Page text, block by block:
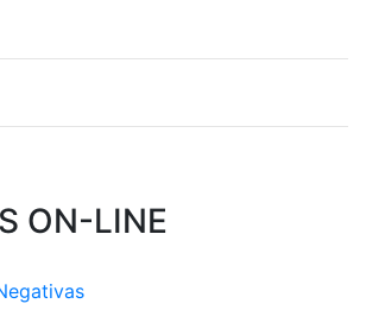
ON-LINE